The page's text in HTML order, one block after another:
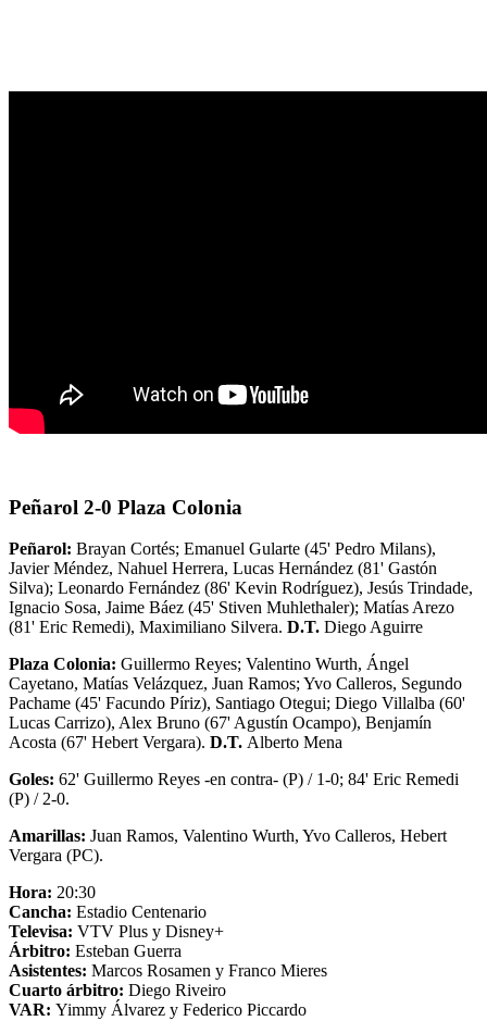
Peñarol 2-0 Plaza Colonia
Peñarol: Brayan Cortés; Emanuel Gularte (45' Pedro Milans),
Javier Méndez, Nahuel Herrera, Lucas Hernández (81' Gastón
Silva); Leonardo Fernández (86' Kevin Rodríguez), Jesús Trindade,
Ignacio Sosa, Jaime Báez (45' Stiven Muhlethaler); Matías Arezo
(81' Eric Remedi), Maximiliano Silvera. D.T. Diego Aguirre
Plaza Colonia: Guillermo Reyes; Valentino Wurth, Ángel
Cayetano, Matías Velázquez, Juan Ramos; Yvo Calleros, Segundo
Pachame (45' Facundo Píriz), Santiago Otegui; Diego Villalba (60'
Lucas Carrizo), Alex Bruno (67' Agustín Ocampo), Benjamín
Acosta (67' Hebert Vergara). D.T. Alberto Mena
Goles: 62' Guillermo Reyes -en contra- (P) / 1-0; 84' Eric Remedi
(P) / 2-0.
Amarillas: Juan Ramos, Valentino Wurth, Yvo Calleros, Hebert
Vergara (PC).
Hora: 20:30
Cancha: Estadio Centenario
Televisa: VTV Plus y Disney+
Árbitro: Esteban Guerra
Asistentes: Marcos Rosamen y Franco Mieres
Cuarto árbitro: Diego Riveiro
VAR: Yimmy Álvarez y Federico Piccardo